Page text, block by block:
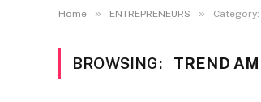
Home » ENTREPRENEURS » Category:
BROWSING: TREND